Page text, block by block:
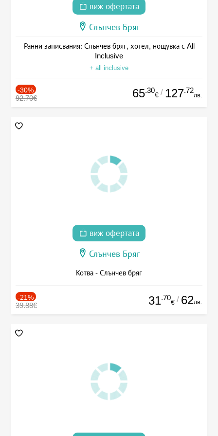
виж офертата
Слънчев Бряг
Ранни записвания: Слънчев бряг, хотел, нощувка с All
Inclusive
+ all inclusive
-30%
92.70€ 65.30
€ / 127.72
лв.
виж офертата
Слънчев Бряг
Котва - Слънчев бряг
-21%
39.88€ 31.70
€ / 62лв.